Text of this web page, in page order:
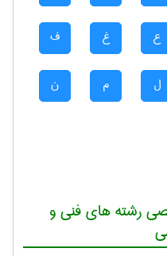
ع غ ف
ل م ن
رشته های فنی و